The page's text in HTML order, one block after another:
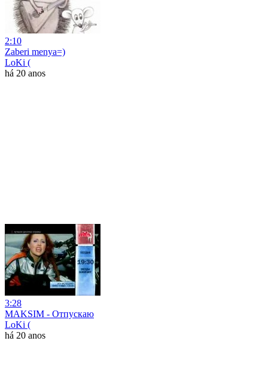
2:10
Zaberi menya=)
LoKi (
há 20 anos
3:28
MAKSIM - Отпускаю
LoKi (
há 20 anos